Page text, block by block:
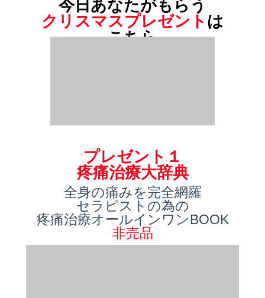
今日あなたがもらう
クリスマスプレゼント は
こちら
プレゼント１
疼痛治療大辞典
全身の痛みを完全網羅
セラピストの為の
疼痛治療オールインワンBOOK
非売品